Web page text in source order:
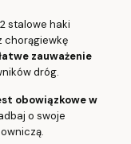
stalowe haki
chorągiewkę
zauważenie
dróg.
obowiązkowe w
o swoje